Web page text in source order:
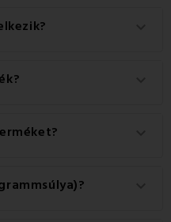
rendelkezik.
hogy a